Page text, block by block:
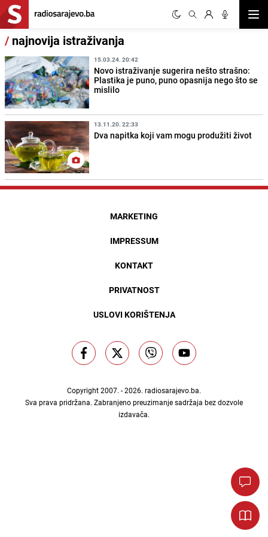
/ najnovija istraživanja
15.03.24. 20:42
Novo istraživanje sugerira nešto strašno:
Plastika je puno, puno opasnija nego što se
mislilo
13.11.20. 22:33
Dva napitka koji vam mogu produžiti život
MARKETING
IMPRESSUM
KONTAKT
PRIVATNOST
USLOVI KORIŠTENJA
Copyright 2007. - 2026. radiosarajevo.ba.
Sva prava pridržana. Zabranjeno preuzimanje sadržaja bez dozvole
izdavača.